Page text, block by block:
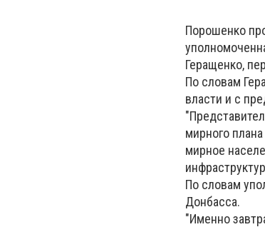
Порошенко
Геращенко,
По словам
власти и с
мирного
мирное
По словам
Донбасса.
"Именно